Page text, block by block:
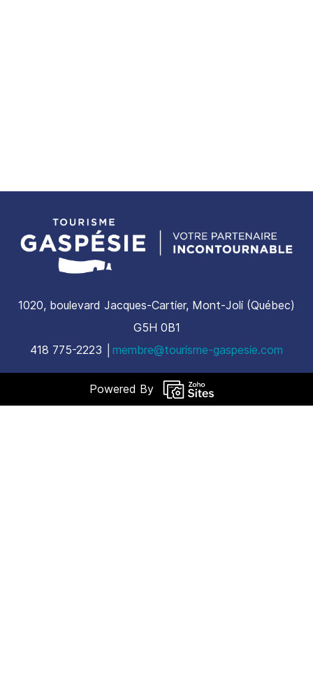
1020, boulevard Jacques-Cartier, Mont-Joli (Québec)
G5H 0B1
​418 775-2223 │ membre@tourisme-gaspesie.com
Powered By